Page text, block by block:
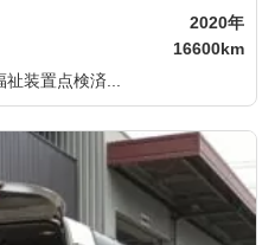
2020年
16600km
装置点検済...